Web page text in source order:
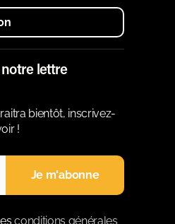
lettre
bientôt, inscrivez-
!
conditions générales